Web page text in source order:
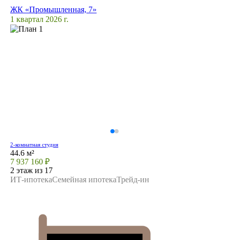
ЖК «Промышленная, 7»
1 квартал 2026 г.
2-комнатная студия
44.6 м²
7 937 160 ₽
2 этаж из 17
ИТ-ипотекаСемейная ипотекаТрейд-ин